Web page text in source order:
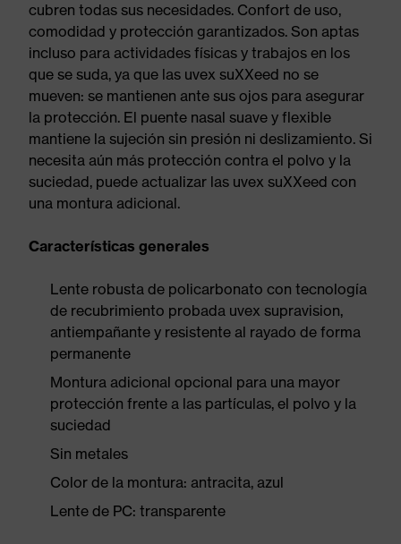
cubren todas sus necesidades. Confort de uso,
comodidad y protección garantizados. Son aptas
incluso para actividades físicas y trabajos en los
que se suda, ya que las uvex suXXeed no se
mueven: se mantienen ante sus ojos para asegurar
la protección. El puente nasal suave y flexible
mantiene la sujeción sin presión ni deslizamiento. Si
necesita aún más protección contra el polvo y la
suciedad, puede actualizar las uvex suXXeed con
una montura adicional.
Características generales
Lente robusta de policarbonato con tecnología
de recubrimiento probada uvex supravision,
antiempañante y resistente al rayado de forma
permanente
Montura adicional opcional para una mayor
protección frente a las partículas, el polvo y la
suciedad
Sin metales
Color de la montura: antracita, azul
Lente de PC: transparente